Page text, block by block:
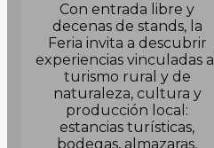
Con entrada libre y
decenas de stands, la
Feria invita a descubrir
experiencias vinculadas al
turismo rural y de
naturaleza, cultura y
producción local:
estancias turísticas,
bodegas, almazaras,